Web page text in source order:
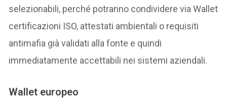
selezionabili, perché potranno condividere via Wallet
certificazioni ISO, attestati ambientali o requisiti
antimafia già validati alla fonte e quindi
immediatamente accettabili nei sistemi aziendali.
Wallet europeo